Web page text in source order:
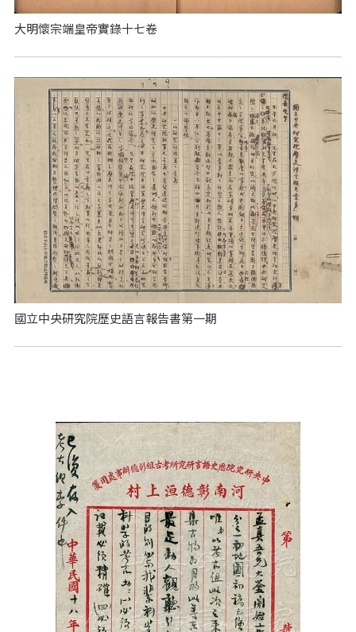
大明懷宗端皇帝實錄十七卷
國立中央研究院歷史語言報告書第一期